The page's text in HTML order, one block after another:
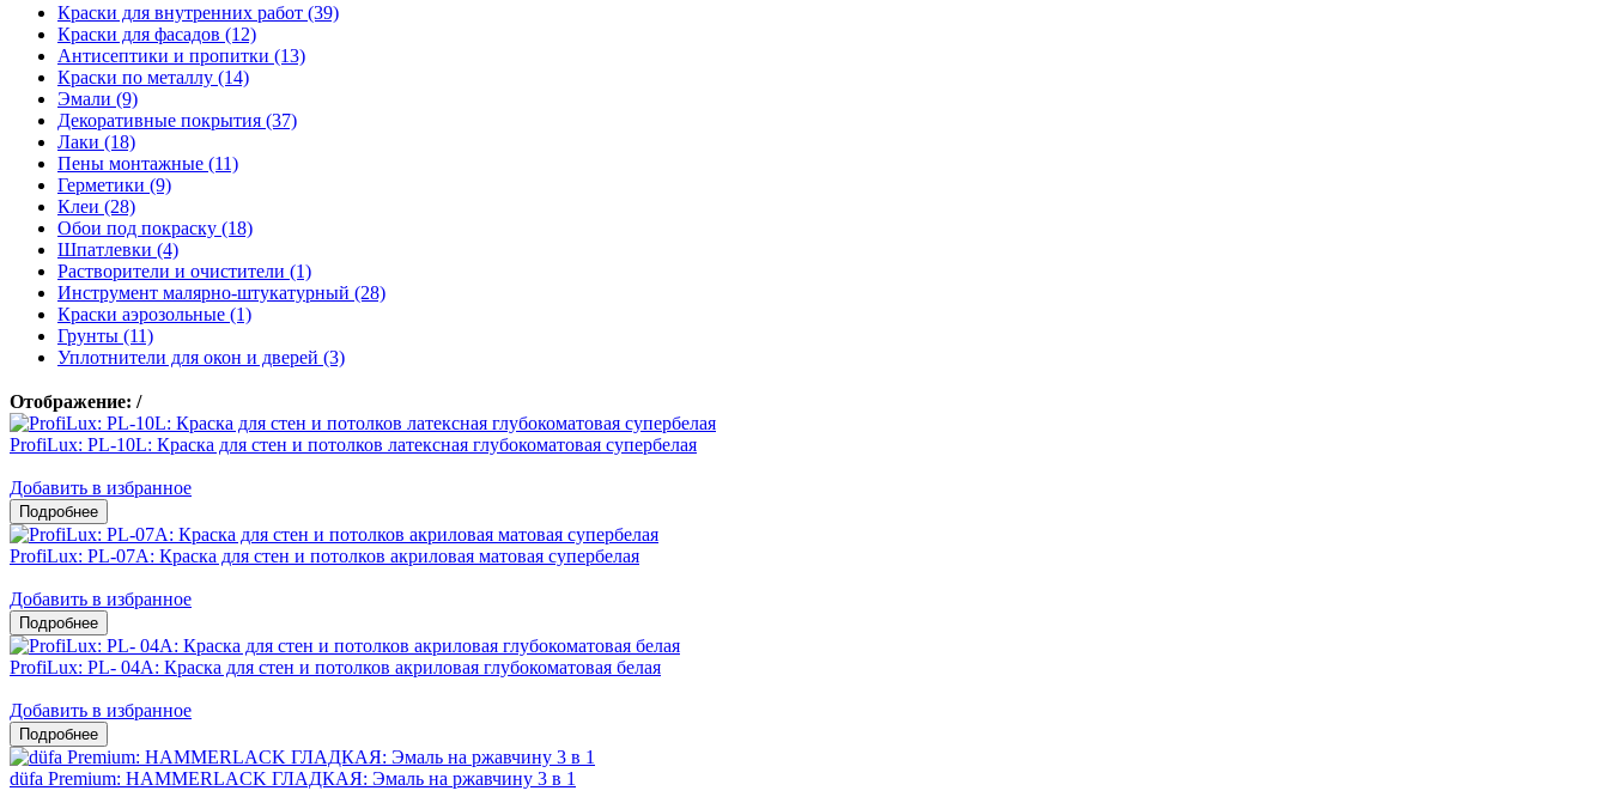
Краски для внутренних работ (39)
Краски для фасадов (12)
Антисептики и пропитки (13)
Краски по металлу (14)
Эмали (9)
Декоративные покрытия (37)
Лаки (18)
Пены монтажные (11)
Герметики (9)
Клеи (28)
Обои под покраску (18)
Шпатлевки (4)
Растворители и очистители (1)
Инструмент малярно-штукатурный (28)
Краски аэрозольные (1)
Грунты (11)
Уплотнители для окон и дверей (3)
Отображение: /
ProfiLux: PL-10L: Краска для стен и потолков латексная глубокоматовая супербелая
Добавить в избранное
ProfiLux: PL-07А: Краска для стен и потолков акриловая матовая супербелая
Добавить в избранное
ProfiLux: PL- 04А: Краска для стен и потолков акриловая глубокоматовая белая
Добавить в избранное
düfa Premium: HAMMERLACK ГЛАДКАЯ: Эмаль на ржавчину 3 в 1